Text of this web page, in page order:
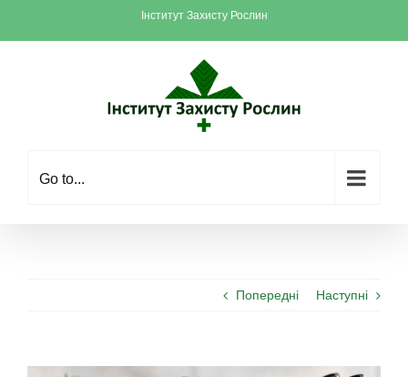
Інститут Захисту Рослин
Go to...
Попередні Наступні